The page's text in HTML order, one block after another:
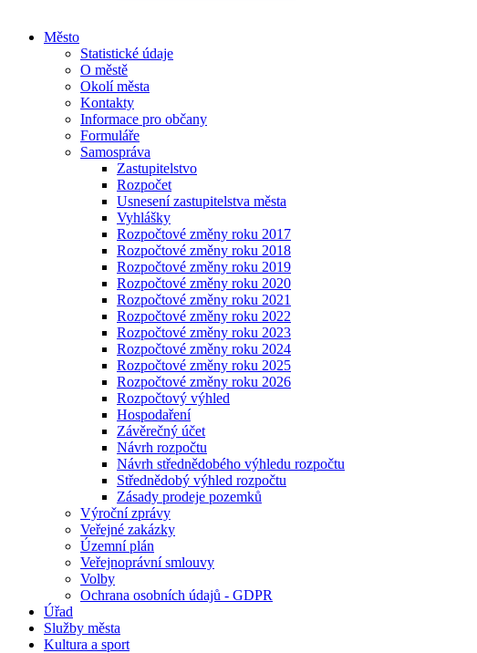
Město
Statistické údaje
O městě
Okolí města
Kontakty
Informace pro občany
Formuláře
Samospráva
Zastupitelstvo
Rozpočet
Usnesení zastupitelstva města
Vyhlášky
Rozpočtové změny roku 2017
Rozpočtové změny roku 2018
Rozpočtové změny roku 2019
Rozpočtové změny roku 2020
Rozpočtové změny roku 2021
Rozpočtové změny roku 2022
Rozpočtové změny roku 2023
Rozpočtové změny roku 2024
Rozpočtové změny roku 2025
Rozpočtové změny roku 2026
Rozpočtový výhled
Hospodaření
Závěrečný účet
Návrh rozpočtu
Návrh střednědobého výhledu rozpočtu
Střednědobý výhled rozpočtu
Zásady prodeje pozemků
Výroční zprávy
Veřejné zakázky
Územní plán
Veřejnoprávní smlouvy
Volby
Ochrana osobních údajů - GDPR
Úřad
Služby města
Kultura a sport